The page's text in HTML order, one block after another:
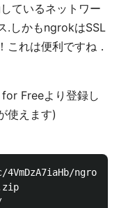
ているネットワー
.しかもngrokはSSL
れは便利ですね．
Freeより登録し
使えます)